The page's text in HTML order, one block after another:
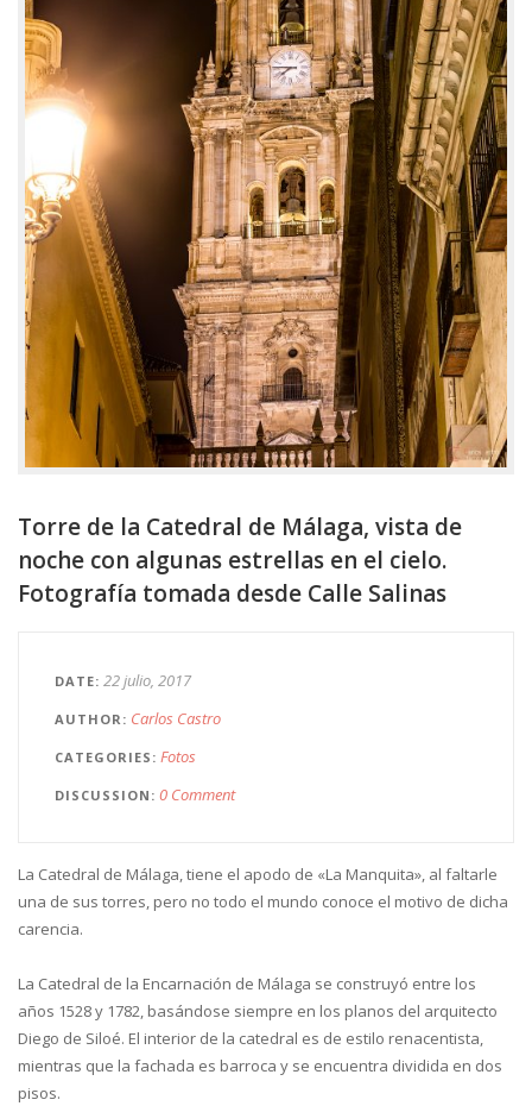
Torre de la Catedral de Málaga, vista de
noche con algunas estrellas en el cielo.
Fotografía tomada desde Calle Salinas
DATE 22 julio, 2017
AUTHOR Carlos Castro
CATEGORIES Fotos
DISCUSSION 0 Comment
La Catedral de Málaga, tiene el apodo de «La Manquita», al faltarle
una de sus torres, pero no todo el mundo conoce el motivo de dicha
carencia.
La Catedral de la Encarnación de Málaga se construyó entre los
años 1528 y 1782, basándose siempre en los planos del arquitecto
Diego de Siloé. El interior de la catedral es de estilo renacentista,
mientras que la fachada es barroca y se encuentra dividida en dos
pisos.